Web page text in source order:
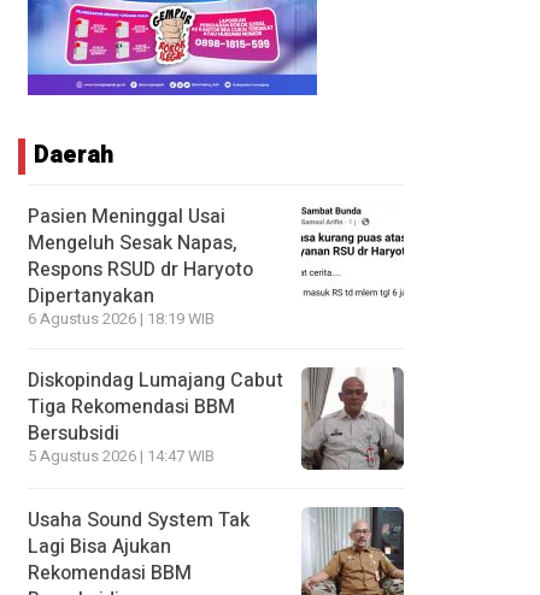
Daerah
Pasien Meninggal Usai
Mengeluh Sesak Napas,
Respons RSUD dr Haryoto
Dipertanyakan
6 Agustus 2026 | 18:19 WIB
Diskopindag Lumajang Cabut
Tiga Rekomendasi BBM
Bersubsidi
5 Agustus 2026 | 14:47 WIB
Usaha Sound System Tak
Lagi Bisa Ajukan
Rekomendasi BBM